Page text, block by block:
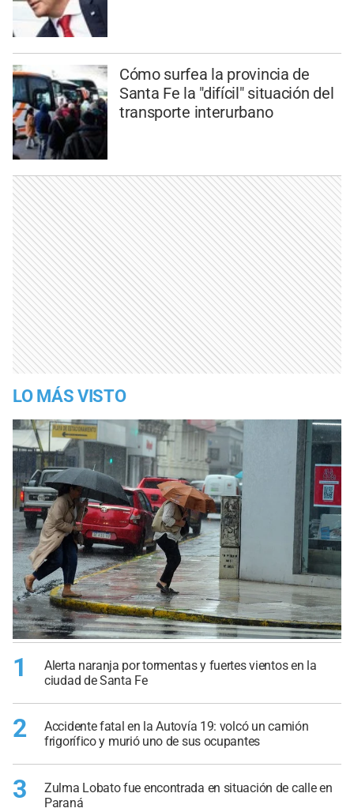
Cómo surfea la provincia de
Santa Fe la "difícil" situación del
transporte interurbano
LO MÁS VISTO
1
Alerta naranja por tormentas y fuertes vientos en la
ciudad de Santa Fe
2
Accidente fatal en la Autovía 19: volcó un camión
frigorífico y murió uno de sus ocupantes
3
Zulma Lobato fue encontrada en situación de calle en
Paraná